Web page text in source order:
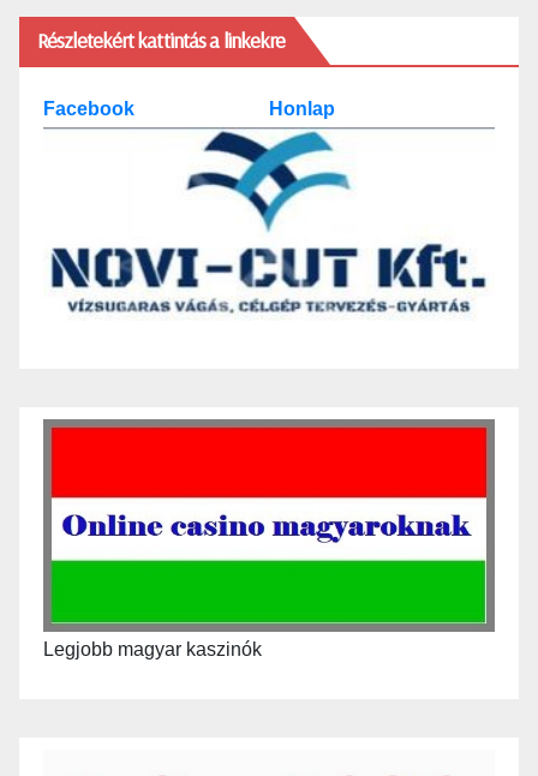
Részletekért kattintás a linkekre
Facebook Honlap
Legjobb magyar kaszinók